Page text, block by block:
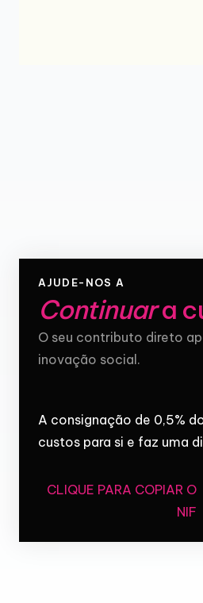
AJUDE-NOS A
Continuara
O seu contributo direto
inovação social.
A consignação de 0,5%
custos para si e faz uma
CLIQUE PARA COPIAR O
NIF